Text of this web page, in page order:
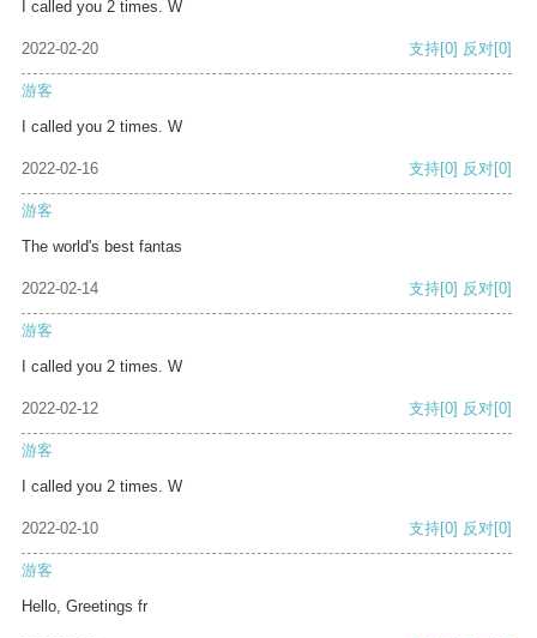
I called you 2 times. W
2022-02-20 支持[0] 反对[0]
游客
I called you 2 times. W
2022-02-16 支持[0] 反对[0]
游客
The world's best fantas
2022-02-14 支持[0] 反对[0]
游客
I called you 2 times. W
2022-02-12 支持[0] 反对[0]
游客
I called you 2 times. W
2022-02-10 支持[0] 反对[0]
游客
Hello, Greetings fr